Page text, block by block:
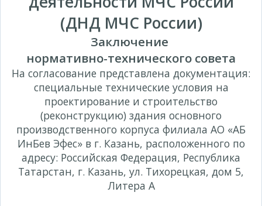
(ДНД МЧС России)
Заключение
нормативно-технического совета
На согласование представлена документация:
специальные технические условия на
проектирование и строительство
(реконструкцию) здания основного
производственного корпуса филиала АО «АБ
ИнБев Эфес» в г. Казань, расположенного по
адресу: Российская Федерация, Республика
Татарстан, г. Казань, ул. Тихорецкая, дом 5,
Литера А